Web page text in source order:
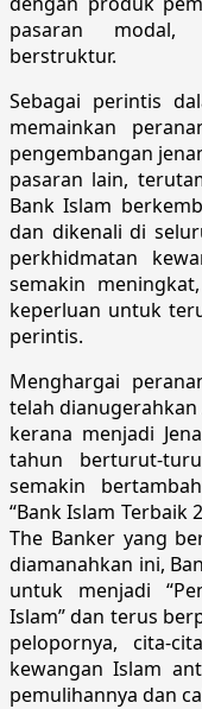
pasaran modal,
berstruktur.
Sebagai perintis
memainkan
pengembangan
pasaran lain,
Bank Islam
dan dikenali di
perkhidmatan
semakin
keperluan untuk
perintis.
Menghargai
telah dianugerahkan
kerana menjadi
tahun berturut-
semakin
“Bank Islam Terbaik
The Banker yang
diamanahkan ini,
untuk menjadi
Islam” dan terus
pelopornya, cita-
kewangan Islam
pemulihannya dan